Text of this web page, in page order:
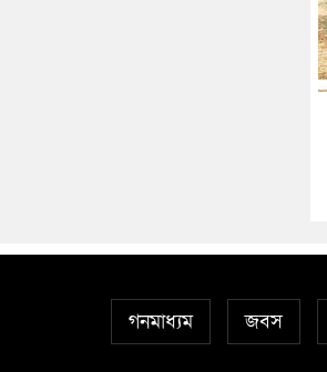
গনমাধ্যম জবস